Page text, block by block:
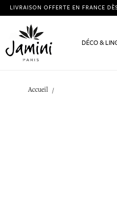
LIVRAISON OFFERTE EN FRANCE
DÉCO &
Accueil